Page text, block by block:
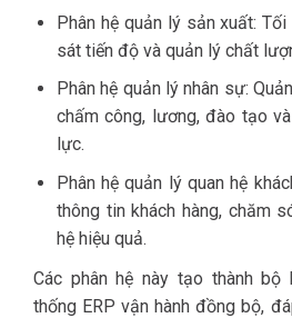
Phân hệ quản lý sản xuất:
sát tiến độ và quản lý chất
Phân hệ quản lý nhân sự:
chấm công, lương, đào tạo
lực.
Phân hệ quản lý quan hệ
thông tin khách hàng, chăm
hệ hiệu quả.
Các phân hệ này tạo thành
thống ERP vận hành đồng bộ,